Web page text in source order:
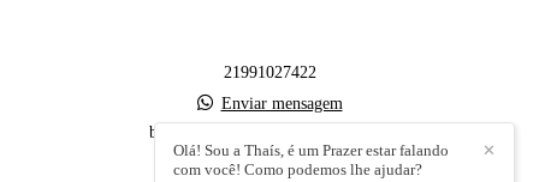
21991027422
Enviar mensagem
belavistafestaseeventos@gmail.com
RUA VIOLETA , S/N - XERÉM
✕
Olá! Sou a Thaís, é um Prazer estar falando
com você! Como podemos lhe ajudar?